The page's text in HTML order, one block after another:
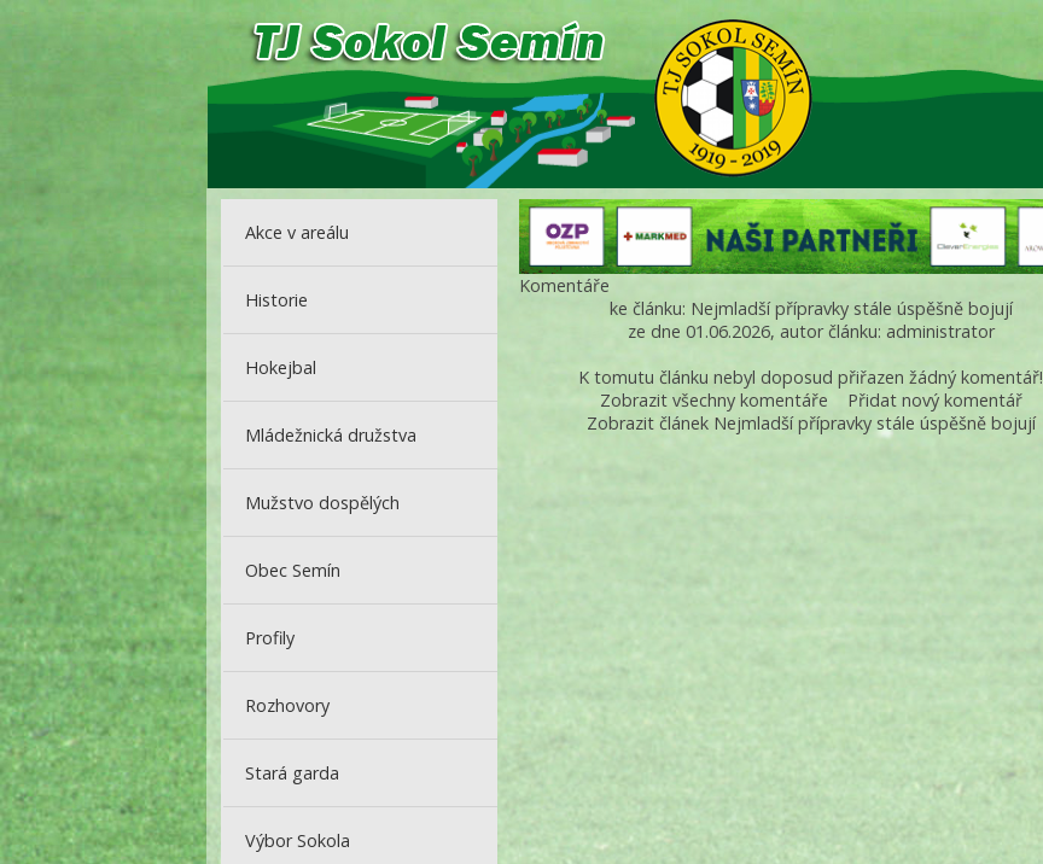
Akce v areálu
Historie
Hokejbal
Mládežnická družstva
Mužstvo dospělých
Obec Semín
Profily
Rozhovory
Stará garda
Výbor Sokola
Komentáře
ke článku: Nejmladší přípravky stále úspěšně bojují
ze dne 01.06.2026, autor článku: administrator
K tomutu článku nebyl doposud přiřazen žádný komentář!
Zobrazit všechny komentáře
Přidat nový komentář
Zobrazit článek Nejmladší přípravky stále úspěšně bojují